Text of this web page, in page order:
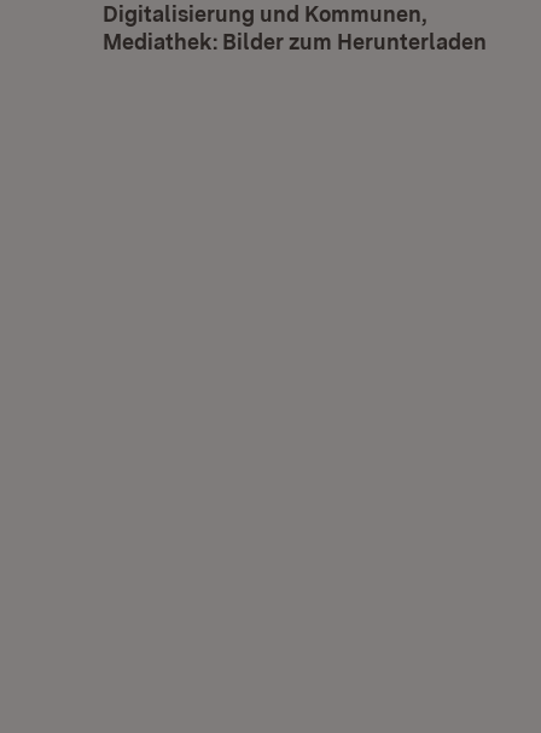
Digitalisierung und Kommunen,
Mediathek: Bilder zum Herunterladen